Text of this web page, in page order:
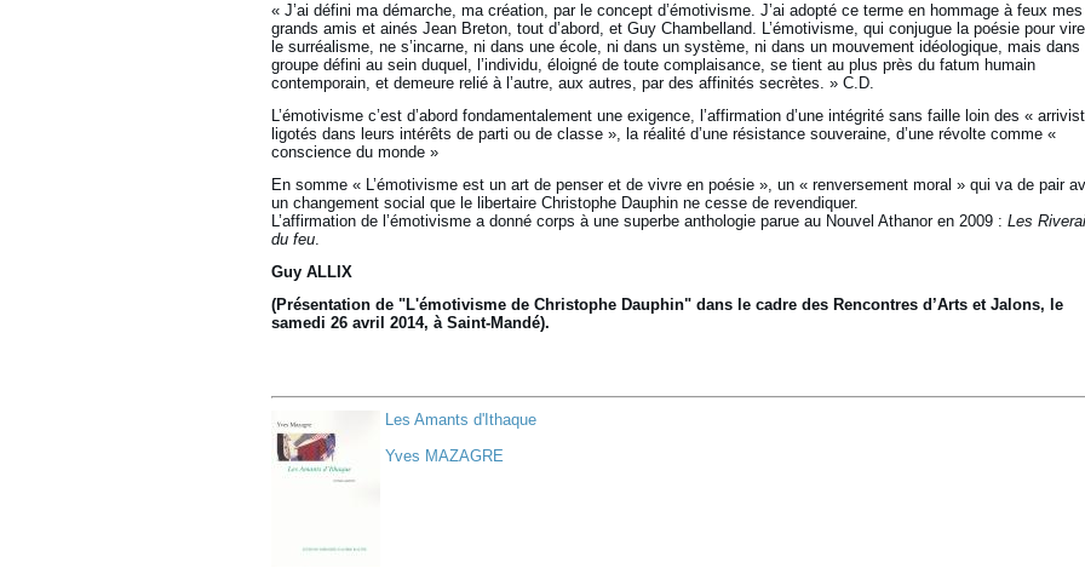
« J’ai défini ma démarche, ma création, par le concept d’émotivisme. J’ai adopté ce terme en hommage à feux mes
grands amis et ainés Jean Breton, tout d’abord, et Guy Chambelland. L’émotivisme, qui conjugue la poésie pour
le surréalisme, ne s’incarne, ni dans une école, ni dans un système, ni dans un mouvement idéologique, mais dans
groupe défini au sein duquel, l’individu, éloigné de toute complaisance, se tient au plus près du fatum humain
contemporain, et demeure relié à l’autre, aux autres, par des affinités secrètes. » C.D.
L’émotivisme c’est d’abord fondamentalement une exigence, l’affirmation d’une intégrité sans faille loin des «
ligotés dans leurs intérêts de parti ou de classe », la réalité d’une résistance souveraine, d’une révolte comme «
conscience du monde »
En somme « L’émotivisme est un art de penser et de vivre en poésie », un « renversement moral » qui va de pair
un changement social que le libertaire Christophe Dauphin ne cesse de revendiquer.
L’affirmation de l’émotivisme a donné corps à une superbe anthologie parue au Nouvel Athanor en 2009 : Les
du feu.
Guy ALLIX
(Présentation de "L'émotivisme de Christophe Dauphin" dans le cadre des Rencontres d’Arts et Jalons, le
samedi 26 avril 2014, à Saint-Mandé).
Les Amants d'Ithaque
Yves MAZAGRE